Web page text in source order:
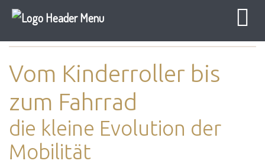
Vom Kinderroller bis
zum Fahrrad
die kleine Evolution der
Mobilität